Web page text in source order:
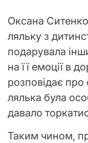
Оксана
ляльку з
подарувала
на її емоції в
розповідає
лялька була
давало
Таким чином,